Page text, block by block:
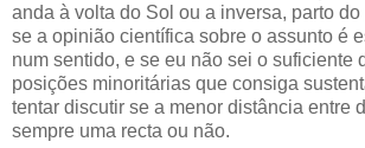
anda à volta do Sol ou a inversa, parto
se a opinião científica sobre o assunto é
num sentido, e se eu não sei o suficiente
posições minoritárias que consiga
tentar discutir se a menor distância entre
sempre uma recta ou não.